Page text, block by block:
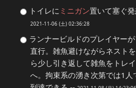
トイレに ミニガン置いて塞ぐ
2021-11-06 (土) 02:36:28
ランナービルドのプレイヤー
直行。雑魚避けながらネスト
ら少し引き返して雑魚をトレ
へ。拘束系の湧き次第では1